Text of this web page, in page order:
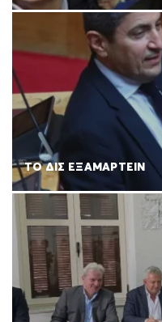
ΤΟ ΔΙΣ ΕΞΑΜΑΡΤΕΙΝ